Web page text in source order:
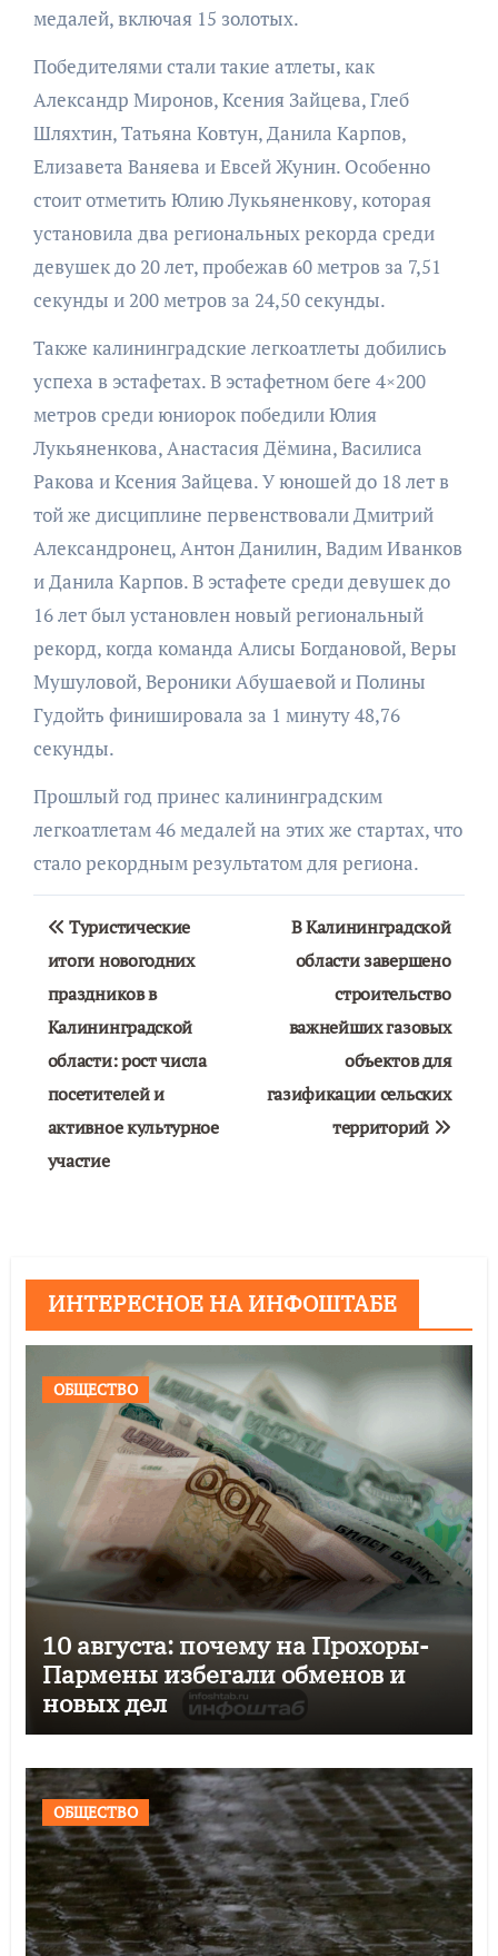
медалей, включая 15 золотых.
Победителями стали такие атлеты, как
Александр Миронов, Ксения Зайцева, Глеб
Шляхтин, Татьяна Ковтун, Данила Карпов,
Елизавета Ваняева и Евсей Жунин. Особенно
стоит отметить Юлию Лукьяненкову, которая
установила два региональных рекорда среди
девушек до 20 лет, пробежав 60 метров за 7,51
секунды и 200 метров за 24,50 секунды.
Также калининградские легкоатлеты добились
успеха в эстафетах. В эстафетном беге 4×200
метров среди юниорок победили Юлия
Лукьяненкова, Анастасия Дёмина, Василиса
Ракова и Ксения Зайцева. У юношей до 18 лет в
той же дисциплине первенствовали Дмитрий
Александронец, Антон Данилин, Вадим Иванков
и Данила Карпов. В эстафете среди девушек до
16 лет был установлен новый региональный
рекорд, когда команда Алисы Богдановой, Веры
Мушуловой, Вероники Абушаевой и Полины
Гудойть финишировала за 1 минуту 48,76
секунды.
Прошлый год принес калининградским
легкоатлетам 46 медалей на этих же стартах, что
стало рекордным результатом для региона.
Навигация
по
записям
Туристические
итоги новогодних
праздников в
Калининградской
области: рост числа
посетителей и
активное культурное
участие
В Калининградской
области завершено
строительство
важнейших газовых
объектов для
газификации сельских
территорий
ИНТЕРЕСНОЕ НА ИНФОШТАБЕ
ОБЩЕСТВО
10 августа: почему на Прохоры-
Пармены избегали обменов и
новых дел
ОБЩЕСТВО